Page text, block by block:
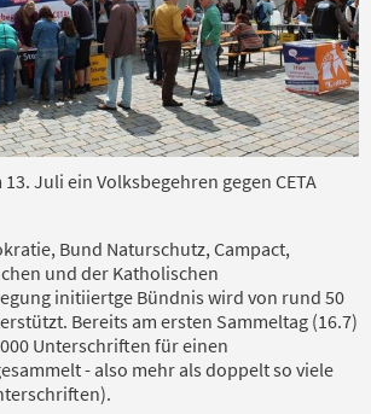
Juli ein Volksbegehren gegen CETA
Bund Naturschutz, Campact,
und der Katholischen
initiiertge Bündnis wird von rund 50
Bereits am ersten Sammeltag (16.7)
Unterschriften für einen
- also mehr als doppelt so viele